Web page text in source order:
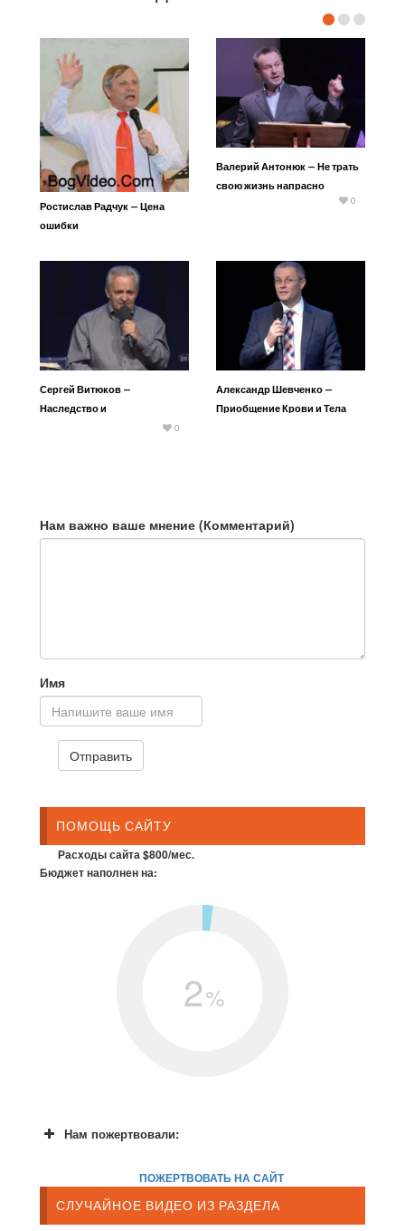
Ростислав Радчук — Цена
ошибки
Валерий Антонюк — Не трать
свою жизнь напрасно
0
Сергей Витюков —
Наследство и
0
Александр Шевченко —
Приобщение Крови и Тела
Нам важно ваше мнение (Комментарий)
Имя
ПОМОЩЬ САЙТУ
Расходы сайта $800/мес.
Бюджет наполнен на:
2%
Нам пожертвовали:
ПОЖЕРТВОВАТЬ НА САЙТ
СЛУЧАЙНОЕ ВИДЕО ИЗ РАЗДЕЛА